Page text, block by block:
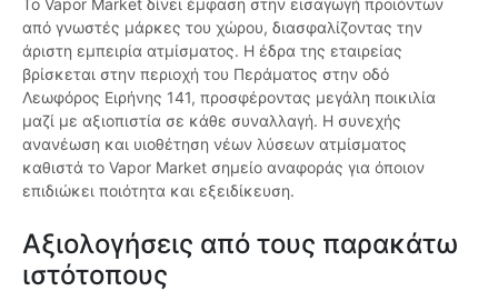
Το Vapor Market δίνει έμφαση στην εισαγωγή προιόντων
από γνωστές μάρκες του χώρου, διασφαλίζοντας την
άριστη εμπειρία ατμίσματος. Η έδρα της εταιρείας
βρίσκεται στην περιοχή του Περάματος στην οδό
Λεωφόρος Ειρήνης 141, προσφέροντας μεγάλη ποικιλία
μαζί με αξιοπιστία σε κάθε συναλλαγή. Η συνεχής
ανανέωση και υιοθέτηση νέων λύσεων ατμίσματος
καθιστά το Vapor Market σημείο αναφοράς για όποιον
επιδιώκει ποιότητα και εξειδίκευση.
Αξιολογήσεις από τους παρακάτω
ιστότοπους